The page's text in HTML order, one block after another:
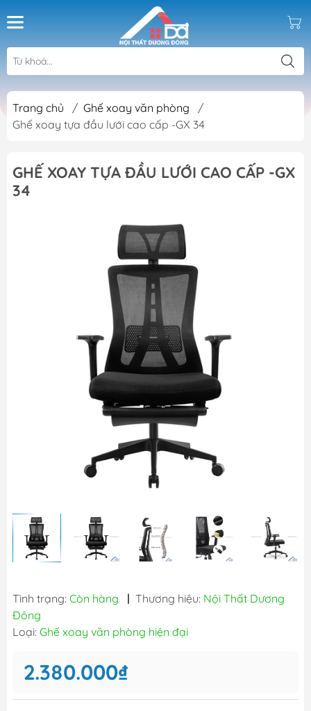
Trang chủ / Ghế xoay văn phòng
/
Ghế xoay tựa đầu lưới cao cấp -GX 34
GHẾ XOAY TỰA ĐẦU LƯỚI CAO CẤP -GX
34
Tình trạng: Còn hàng | Thương hiệu: Nội Thất Dương
Đông
Loại: Ghế xoay văn phòng hiện đại
2.380.000₫